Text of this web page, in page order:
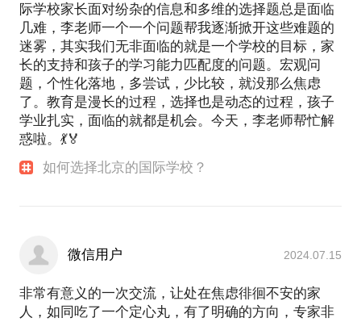
际学校家长面对纷杂的信息和多维的选择题总是面临
几难，李老师一个一个问题帮我逐渐掀开这些难题的
迷雾，其实我们无非面临的就是一个学校的目标，家
长的支持和孩子的学习能力匹配度的问题。宏观问
题，个性化落地，多尝试，少比较，就没那么焦虑
了。教育是漫长的过程，选择也是动态的过程，孩子
学业扎实，面临的就都是机会。今天，李老师帮忙解
惑啦。💃🏅
如何选择北京的国际学校？
微信用户 2024.07.15
非常有意义的一次交流，让处在焦虑徘徊不安的家
人，如同吃了一个定心丸，有了明确的方向，专家非